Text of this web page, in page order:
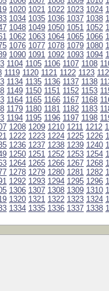
1020 1021 1022 1023 1024
1034 1035 1036 1037 1038
1048 1049 1050 1051 1052
1062 1063 1064 1065 1066
1076 1077 1078 1079 1080
1090 1091 1092 1093 1094
1104 1105 1106 1107 1108
1119 1120 1121 1122 1123
1134 1135 1136 1137 1138
1149 1150 1151 1152 1153
1164 1165 1166 1167 1168
1179 1180 1181 1182 1183
1194 1195 1196 1197 1198
1208 1209 1210 1211 1212
1222 1223 1224 1225 1226
1236 1237 1238 1239 1240
1250 1251 1252 1253 1254
1264 1265 1266 1267 1268
1278 1279 1280 1281 1282
1292 1293 1294 1295 1296
1306 1307 1308 1309 1310
1320 1321 1322 1323 1324
1334 1335 1336 1337 1338